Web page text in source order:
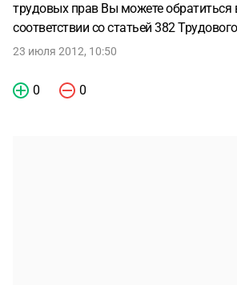
трудовых прав Вы можете обратиться
соответствии со статьей 382
23 июля 2012, 10:50
0 0